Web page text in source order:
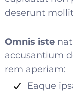
deserunt
Omnis iste
accusantium
rem aperiam:
Eaque